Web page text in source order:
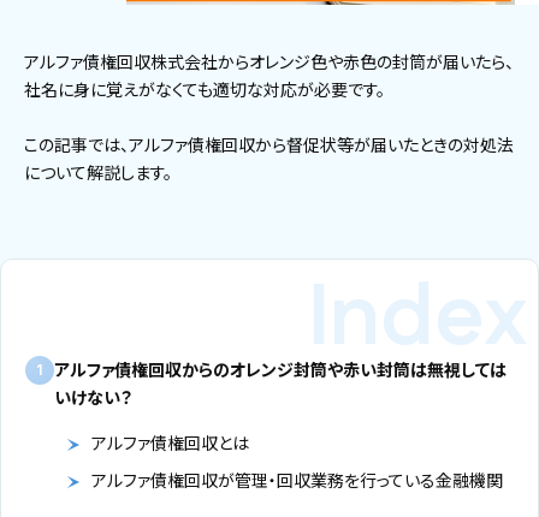
アルファ債権回収株式会社からオレンジ色や赤色の封筒が届いたら、
社名に身に覚えがなくても適切な対応が必要です。
この記事では、アルファ債権回収から督促状等が届いたときの対処法
について解説します。
1 アルファ債権回収からのオレンジ封筒や赤い封筒は無視しては
いけない？
アルファ債権回収とは
アルファ債権回収が管理・回収業務を行っている金融機関